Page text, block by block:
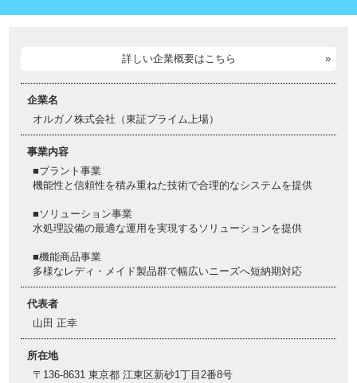
詳しい企業概要はこちら
企業名
オルガノ株式会社（東証プライム上場）
事業内容
■プラント事業
機能性と信頼性を積み重ねた技術で合理的なシステムを提供
■ソリューション事業
水処理設備の最適な運用を実現するソリューションを提供
■機能商品事業
多様なレディ・メイド製品群で幅広いニーズへ短納期対応
代表者
山田 正幸
所在地
〒136-8631 東京都 江東区新砂1丁目2番8号